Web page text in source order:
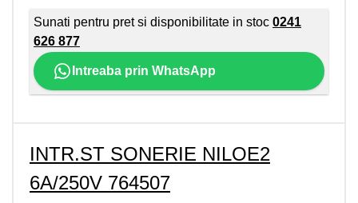
Sunati pentru pret si disponibilitate in stoc 0241
626 877
Intreaba prin WhatsApp
INTR.ST SONERIE NILOE2
6A/250V 764507